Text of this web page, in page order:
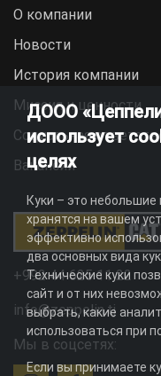
О компании
Новости
История компании
Миссия и ценности
Социальная
Вакансии
+992 44 625 11 22
info@zeppelin.tj
Мы в соцсетях:
ДООО
использует
целях
Куки – это
хранятся на вашем
эффективно
два основных вида
Технические куки
сайт и от них
выбрать, какие
использоваться при
Если вы принимаете